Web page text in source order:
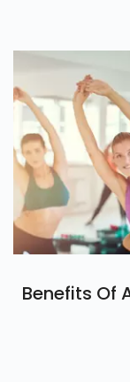
Benefits Of